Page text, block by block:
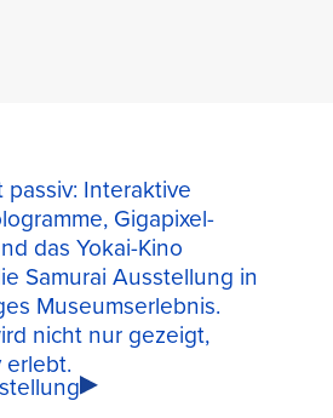
passiv: Interaktive
Gigapixel-
das Yokai-Kino
Samurai Ausstellung in
Museumserlebnis.
nicht nur gezeigt,